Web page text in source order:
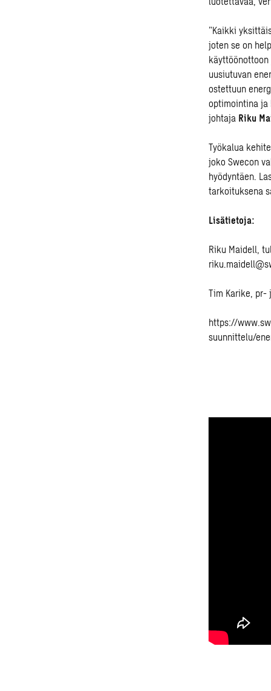
”Kaikki
joten se on
uusiutuvan
ostettuun
optimointina ja
johtaja Riku
Työkalua
joko Swecon
hyödyntäen.
tarkoituksena
Lisätietoja:
Riku Maidell,
Tim Karike, pr-
https://
suunnittelu/